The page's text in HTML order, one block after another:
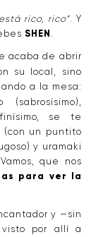
rico, rico”. Y
SHEN
acaba de abrir
su local, sino
a la mesa:
se te
(con un puntito
y uramaki
que nos
para ver la
y —sin
visto por allí a